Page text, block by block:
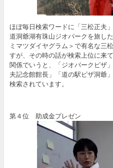
ほぼ毎日検索ワードに「三松正夫
道洞爺湖有珠山ジオパークを旅し
ミマツダイヤグラム＞で有名な三
すが、その時の話が検索上位に来
関係でいうと、「ジオパークピザ
夫記念館館長」「道の駅ピザ洞爺
検索されています。
第４位 助成金プレゼン